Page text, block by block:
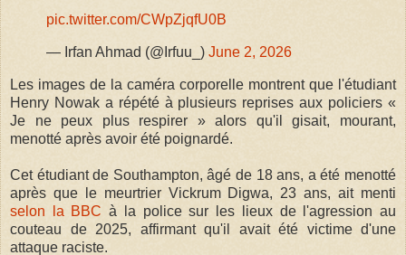
pic.twitter.com/CWpZjqfU0B
— Irfan Ahmad (@Irfuu_) June 2, 2026
Les images de la caméra corporelle montrent que l'étudiant
Henry Nowak a répété à plusieurs reprises aux policiers «
Je ne peux plus respirer » alors qu'il gisait, mourant,
menotté après avoir été poignardé.
Cet étudiant de Southampton, âgé de 18 ans, a été menotté
après que le meurtrier Vickrum Digwa, 23 ans, ait menti
selon la BBC à la police sur les lieux de l'agression au
couteau de 2025, affirmant qu'il avait été victime d'une
attaque raciste.